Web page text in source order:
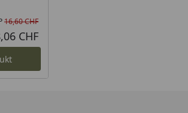
Rabatt in Prozent
Ursprünglicher Preis
16,60 CHF
CHF